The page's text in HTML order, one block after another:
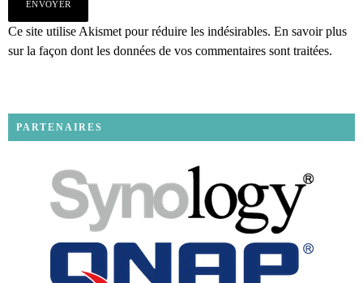
Ce site utilise Akismet pour réduire les indésirables. En savoir plus
sur la façon dont les données de vos commentaires sont traitées.
PARTENAIRES